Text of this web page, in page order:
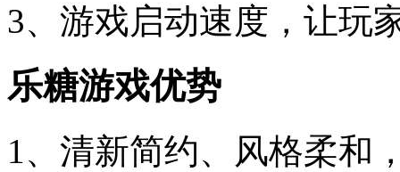
3、游戏启动速度，让玩
乐糖游戏优势
1、清新简约、风格柔和